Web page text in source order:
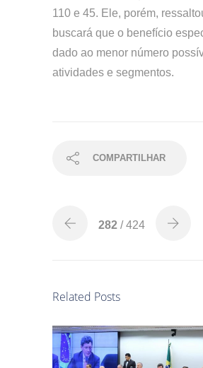
110 e 45. Ele, porém,
buscará que o benefício
dado ao menor número
atividades e segmentos.
COMPARTILHAR
282 / 424
Related Posts